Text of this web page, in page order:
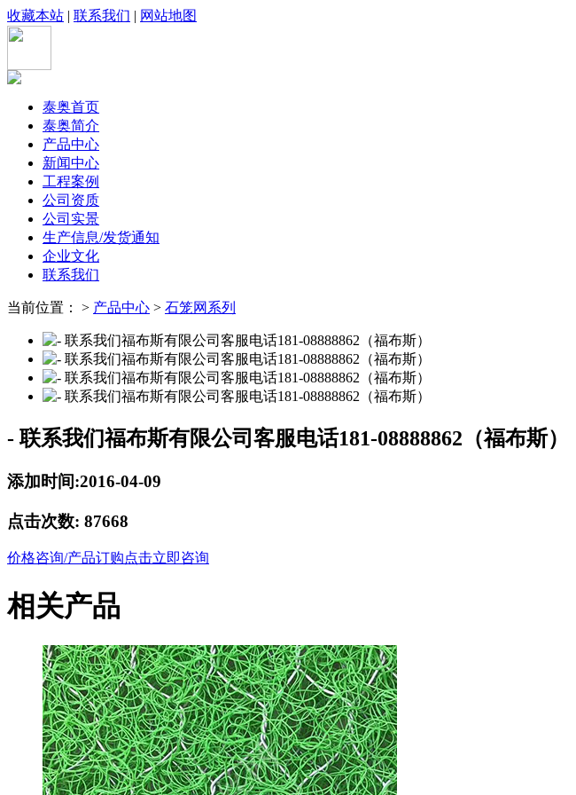
收藏本站 | 联系我们 | 网站地图
泰奥首页
泰奥简介
产品中心
新闻中心
工程案例
公司资质
公司实景
生产信息/发货通知
企业文化
联系我们
当前位置： > 产品中心 > 石笼网系列
- 联系我们福布斯有限公司客服电话181-08888862（福布斯）
添加时间:2016-04-09
点击次数: 87668
价格咨询/产品订购点击立即咨询
相关产品